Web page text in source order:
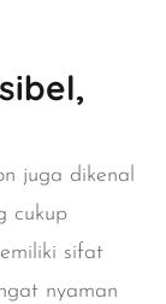
juga dikenal
cukup
sifat
nyaman